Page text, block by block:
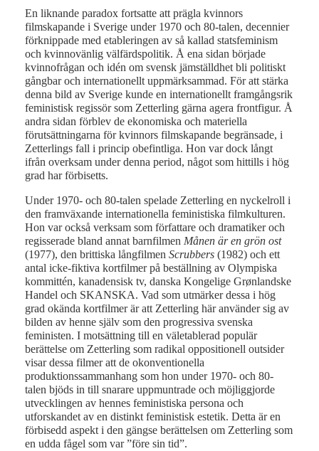
En liknande paradox fortsatte att prägla kvinnors
filmskapande i Sverige under 1970 och 80-talen, decennier
förknippade med etableringen av så kallad statsfeminism
och kvinnovänlig välfärdspolitik. Å ena sidan började
kvinnofrågan och idén om svensk jämställdhet bli politiskt
gångbar och internationellt uppmärksammad. För att stärka
denna bild av Sverige kunde en internationellt framgångsrik
feministisk regissör som Zetterling gärna agera frontfigur. Å
andra sidan förblev de ekonomiska och materiella
förutsättningarna för kvinnors filmskapande begränsade, i
Zetterlings fall i princip obefintliga. Hon var dock långt
ifrån overksam under denna period, något som hittills i hög
grad har förbisetts.
Under 1970- och 80-talen spelade Zetterling en nyckelroll i
den framväxande internationella feministiska filmkulturen.
Hon var också verksam som författare och dramatiker och
regisserade bland annat barnfilmen Månen är en grön ost
(1977), den brittiska långfilmen Scrubbers (1982) och ett
antal icke-fiktiva kortfilmer på beställning av Olympiska
kommittén, kanadensisk tv, danska Kongelige Grønlandske
Handel och SKANSKA. Vad som utmärker dessa i hög
grad okända kortfilmer är att Zetterling här använder sig av
bilden av henne själv som den progressiva svenska
feministen. I motsättning till en väletablerad populär
berättelse om Zetterling som radikal oppositionell outsider
visar dessa filmer att de okonventionella
produktionssammanhang som hon under 1970- och 80-
talen bjöds in till snarare uppmuntrade och möjliggjorde
utvecklingen av hennes feministiska persona och
utforskandet av en distinkt feministisk estetik. Detta är en
förbisedd aspekt i den gängse berättelsen om Zetterling som
en udda fågel som var ”före sin tid”.